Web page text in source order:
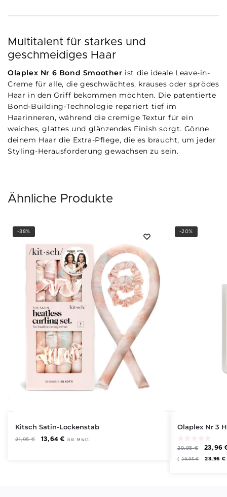
Multitalent für starkes und
geschmeidiges Haar
Olaplex Nr 6 Bond Smoother ist die ideale Leave-in-
Creme für alle, die geschwächtes, krauses oder sprödes
Haar in den Griff bekommen möchten. Die patentierte
Bond-Building-Technologie repariert tief im
Haarinneren, während die cremige Textur für ein
weiches, glattes und glänzendes Finish sorgt. Gönne
deinem Haar die Extra-Pflege, die es braucht, um jeder
Styling-Herausforderung gewachsen zu sein.
Ähnliche Produkte
-38%
Kitsch Satin-Lockenstab
21,95€ 13,64€ inkl. Mwst.
-20%
Olaplex Nr 3
29,95€ 23,96
(29,95€ 23,96€